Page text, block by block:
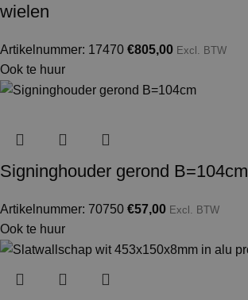
wielen
Artikelnummer: 17470 €805,00 Excl. BTW
Ook te huur
Signinghouder gerond B=104cm
Artikelnummer: 70750 €57,00 Excl. BTW
Ook te huur